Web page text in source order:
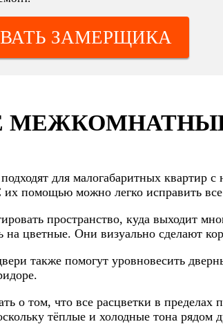
ЗАМЕРЩИКА
для малогабаритных квартир
помощью можно легко исправить все
пространство, куда выходит
на цветные. Они визуально сделают
также помогут уровновесить
о том, что все расцветки в пределах
тёплые и холодные тона рядом